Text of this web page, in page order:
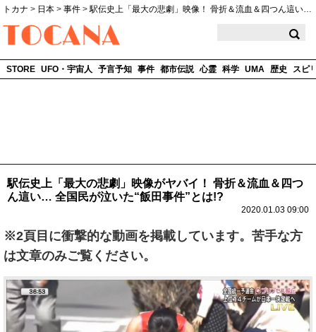
トカナ > 日本 > 事件 >駅伝史上「最大の悲劇」映像！ 骨折＆流血＆四つん這い…
STORE UFO・宇宙人 予言予知 事件 都市伝説 心霊 科学 UMA 歴史 スピ
駅伝史上「最大の悲劇」映像がヤバイ！ 骨折＆流血＆四つ
ん這い… 全国民が泣いた“飯田事件”とは!?
2020.01.03 09:00
※2頁目に衝撃的な動画を掲載しています。苦手な方
は文章のみご覧ください。